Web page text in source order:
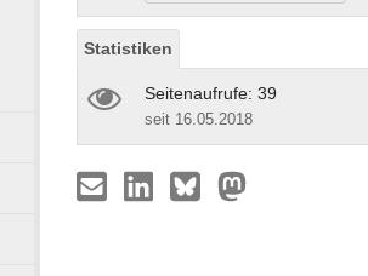
Statistiken
Seitenaufrufe: 39
seit 16.05.2018